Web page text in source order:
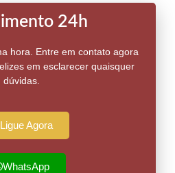
24h
hora. Entre em contato agora
em esclarecer quaisquer
dúvidas.
Ligue Agora
WhatsApp